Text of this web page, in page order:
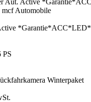
*Garantie*ACC*LED*
PS
Winterpaket